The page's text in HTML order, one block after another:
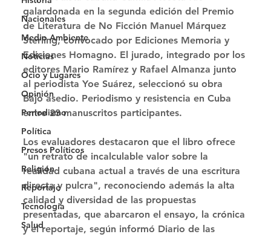
Nacionales
Medio Ambiente
Noticias
Ocio y Lugares
Opinión
Periodismo
Política
Presos Políticos
Religión
Reportaje
Tecnología
Salud
galardonada en la segunda edición del Premio
de Literatura de No Ficción Manuel Márquez
Sterling, convocado por Ediciones Memoria y
Ediciones Homagno. El jurado, integrado por los
editores Mario Ramírez y Rafael Almanza junto
al periodista Yoe Suárez, seleccionó su obra
Bajo asedio. Periodismo y resistencia en Cuba
entre 23 manuscritos participantes.
Los evaluadores destacaron que el libro ofrece
"un retrato de incalculable valor sobre la
realidad cubana actual a través de una escritura
directa y pulcra", reconociendo además la alta
calidad y diversidad de las propuestas
presentadas, que abarcaron el ensayo, la crónica
y el reportaje, según informó Diario de las